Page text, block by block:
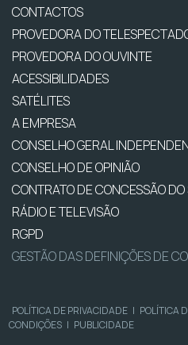
CONTACTOS
PROVEDORA DO
PROVEDORA DO OUVINTE
ACESSIBILIDADES
SATÉLITES
A EMPRESA
CONSELHO GERAL
CONSELHO DE OPINIÃO
CONTRATO DE CONCESSÃO
RÁDIO E TELEVISÃO
RGPD
GESTÃO DAS DEFINIÇÕES DE
POLÍTICA DE PRIVACIDADE | POLÍTICA
CONDIÇÕES | PUBLICIDADE